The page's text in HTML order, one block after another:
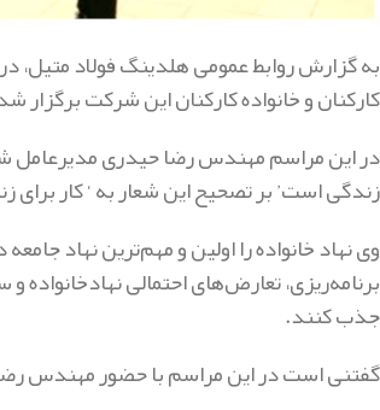
به گزارش روابط عمومی هلدینگ فولاد متیل،
کارکنان و خانواده کارکنان این شرکت برگزار
در این مراسم مهندس رضا حیدری مدیرعامل
زندگی است’ بر تصحیح این شعار به ‘ کار برای
وی نهاد خانواده را اولین و مهم‌ترین نهاد
برنامه‌ریزی، تعارض‌های احتمالی نهادخانواده
جذب کنند.
گفتنی است در این مراسم با حضور مهندس